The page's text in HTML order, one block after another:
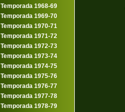
Temporada 1968-69
Temporada 1969-70
Temporada 1970-71
Temporada 1971-72
Temporada 1972-73
Temporada 1973-74
Temporada 1974-75
Temporada 1975-76
Temporada 1976-77
Temporada 1977-78
Temporada 1978-79